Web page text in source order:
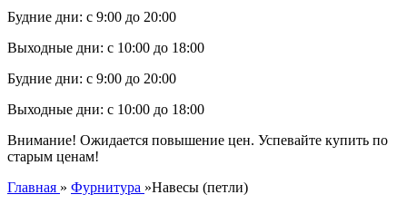
Будние дни: с 9:00 до 20:00
Выходные дни: с 10:00 до 18:00
Будние дни: с 9:00 до 20:00
Выходные дни: с 10:00 до 18:00
Внимание! Ожидается повышение цен. Успевайте купить по
старым ценам!
Главная » Фурнитура »Навесы (петли)